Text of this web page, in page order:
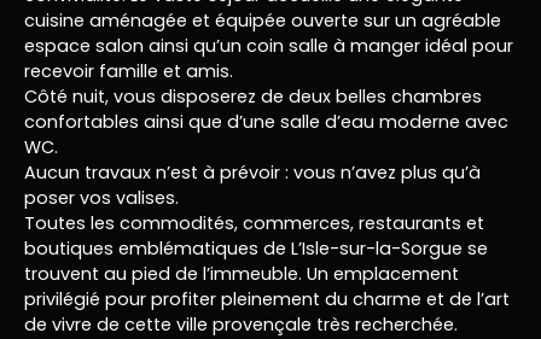
cuisine aménagée et équipée ouverte sur un agréable
espace salon ainsi qu’un coin salle à manger idéal pour
recevoir famille et amis.
Côté nuit, vous disposerez de deux belles chambres
confortables ainsi que d’une salle d’eau moderne avec
WC.
Aucun travaux n’est à prévoir : vous n’avez plus qu’à
poser vos valises.
Toutes les commodités, commerces, restaurants et
boutiques emblématiques de L’Isle-sur-la-Sorgue se
trouvent au pied de l’immeuble. Un emplacement
privilégié pour profiter pleinement du charme et de l’art
de vivre de cette ville provençale très recherchée.